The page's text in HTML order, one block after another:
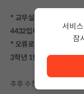
* 교무실 비밀번호 퍼즐
4432입니다.
* 오류로 인해 3학년 1반
3학년 1반에서 진행됨을
추후 수정계획이 있으나
서비
잠
서비스 이